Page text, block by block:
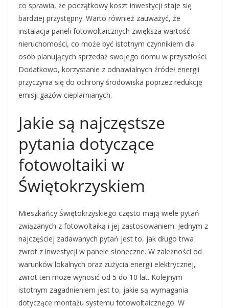
co sprawia, że początkowy koszt inwestycji staje się
bardziej przystępny. Warto również zauważyć, że
instalacja paneli fotowoltaicznych zwiększa wartość
nieruchomości, co może być istotnym czynnikiem dla
osób planujących sprzedaż swojego domu w przyszłości.
Dodatkowo, korzystanie z odnawialnych źródeł energii
przyczynia się do ochrony środowiska poprzez redukcję
emisji gazów cieplarnianych.
Jakie są najczęstsze
pytania dotyczące
fotowoltaiki w
Świętokrzyskiem
Mieszkańcy Świętokrzyskiego często mają wiele pytań
związanych z fotowoltaiką i jej zastosowaniem. Jednym z
najczęściej zadawanych pytań jest to, jak długo trwa
zwrot z inwestycji w panele słoneczne. W zależności od
warunków lokalnych oraz zużycia energii elektrycznej,
zwrot ten może wynosić od 5 do 10 lat. Kolejnym
istotnym zagadnieniem jest to, jakie są wymagania
dotyczące montażu systemu fotowoltaicznego. W